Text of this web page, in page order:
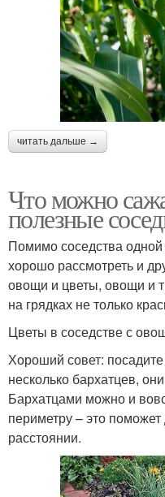
читать дальше →
Что можно
полезные
Помимо соседства
хорошо рассмотреть и
овощи и цветы, овощи и
на грядках не только
Цветы в соседстве с
Хороший совет:
несколько бархатцев,
Бархатцами можно и
периметру – это
расстоянии.